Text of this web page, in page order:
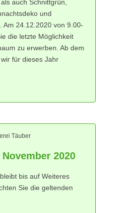
auch Schnittgrün,
und
Am 24.12.2020 von 9.00-
die letzte Möglichkeit
zu erwerben. Ab dem
für dieses Jahr
Täuber
2020
bis auf Weiteres
Sie die geltenden